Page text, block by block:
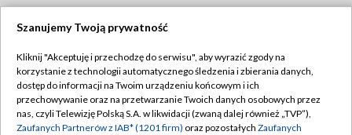
TVP
Abonament TVP
Emisja w TVP
Regulamin TVP
Polityka prywatności
Szanujemy Twoją prywatność
Kliknij "Akceptuję i przechodzę do serwisu", aby wyrazić zgody na
korzystanie z technologii automatycznego śledzenia i zbierania danych,
dostęp do informacji na Twoim urządzeniu końcowym i ich
przechowywanie oraz na przetwarzanie Twoich danych osobowych przez
nas, czyli Telewizję Polską S.A. w likwidacji (zwaną dalej również „TVP”),
Zaufanych Partnerów z IAB* (1201 firm) oraz pozostałych Zaufanych